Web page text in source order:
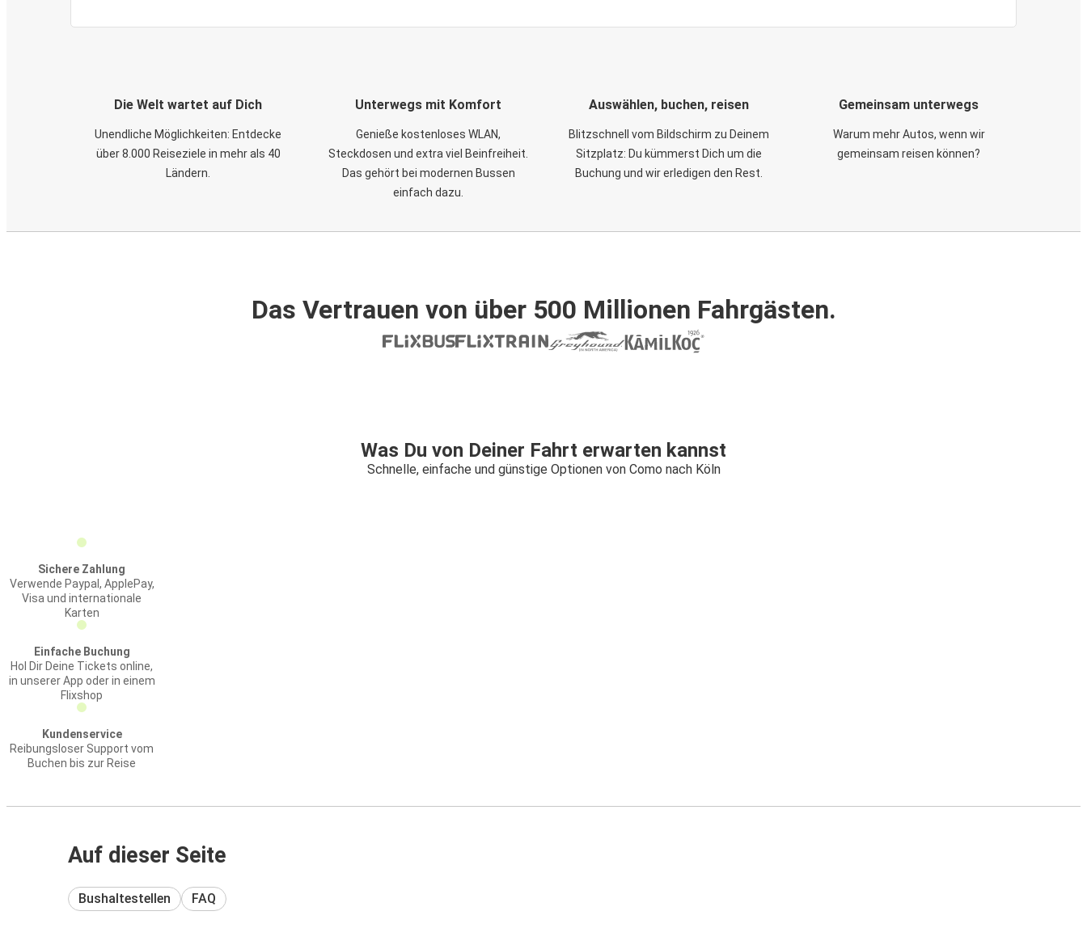
Die Welt wartet auf Dich
Unendliche Möglichkeiten: Entdecke
über 8.000 Reiseziele in mehr als 40
Ländern.
Unterwegs mit Komfort
Genieße kostenloses WLAN,
Steckdosen und extra viel Beinfreiheit.
Das gehört bei modernen Bussen
einfach dazu.
Auswählen, buchen, reisen
Blitzschnell vom Bildschirm zu Deinem
Sitzplatz: Du kümmerst Dich um die
Buchung und wir erledigen den Rest.
Gemeinsam unterwegs
Warum mehr Autos, wenn wir
gemeinsam reisen können?
Das Vertrauen von über 500 Millionen Fahrgästen.
Was Du von Deiner Fahrt erwarten kannst
Schnelle, einfache und günstige Optionen von Como nach Köln
Sichere Zahlung
Verwende Paypal, ApplePay,
Visa und internationale
Karten
Einfache Buchung
Hol Dir Deine Tickets online,
in unserer App oder in einem
Flixshop
Kundenservice
Reibungsloser Support vom
Buchen bis zur Reise
Auf dieser Seite
Bushaltestellen FAQ